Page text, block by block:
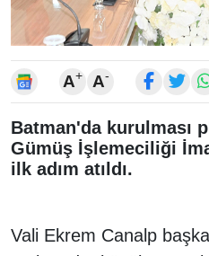
A+ A-
Batman'da kurulması
Gümüş İşlemeciliği
ilk adım atıldı.
Vali Ekrem Canalp